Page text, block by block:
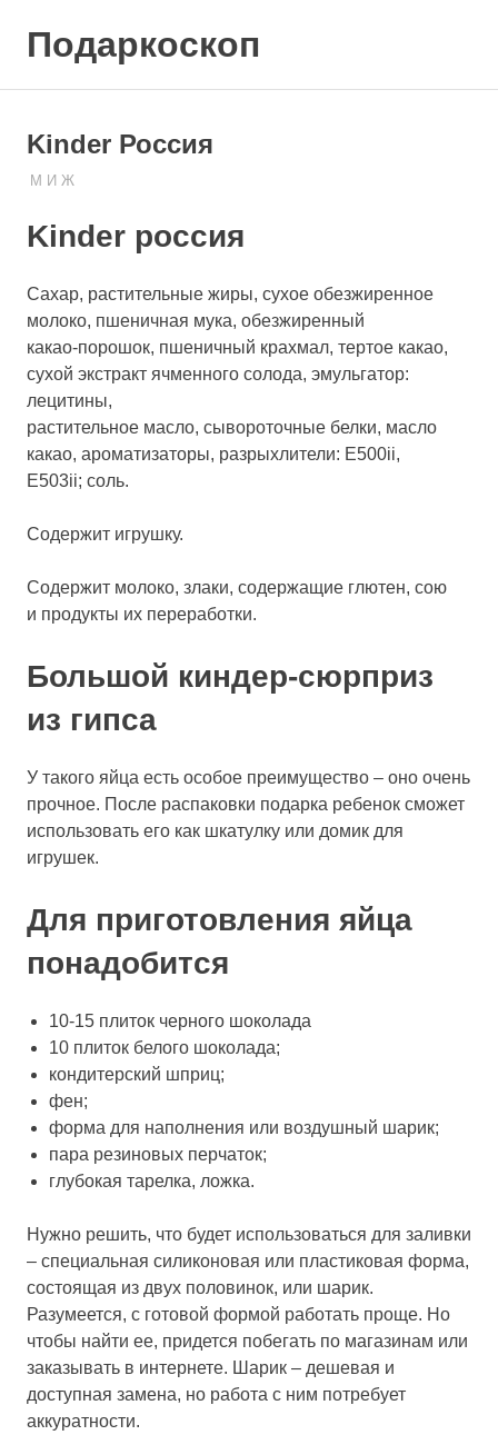
Подаркоскоп
подарить
Kinder Россия
02.06.2021
ПОДАРЧЕК
М И Ж
Kinder россия
Cахар, растительные жиры, сухое обезжиренное
молоко, пшеничная мука, обезжиренный
какао-порошок, пшеничный крахмал, тертое какао,
сухой экстракт ячменного солода, эмульгатор:
лецитины,
растительное масло, сывороточные белки, масло
какао, ароматизаторы, разрыхлители: E500ii,
E503ii; соль.
Содержит игрушку.
Содержит молоко, злаки, содержащие глютен, сою
и продукты их переработки.
Большой киндер-сюрприз
из гипса
У такого яйца есть особое преимущество – оно очень
прочное. После распаковки подарка ребенок сможет
использовать его как шкатулку или домик для
игрушек.
Для приготовления яйца
понадобится
10-15 плиток черного шоколада
10 плиток белого шоколада;
кондитерский шприц;
фен;
форма для наполнения или воздушный шарик;
пара резиновых перчаток;
глубокая тарелка, ложка.
Нужно решить, что будет использоваться для заливки
– специальная силиконовая или пластиковая форма,
состоящая из двух половинок, или шарик.
Разумеется, с готовой формой работать проще. Но
чтобы найти ее, придется побегать по магазинам или
заказывать в интернете. Шарик – дешевая и
доступная замена, но работа с ним потребует
аккуратности.